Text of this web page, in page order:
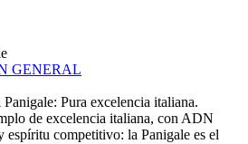
GENERAL
Pura excelencia italiana.
de excelencia italiana, con ADN
espíritu competitivo: la Panigale es el